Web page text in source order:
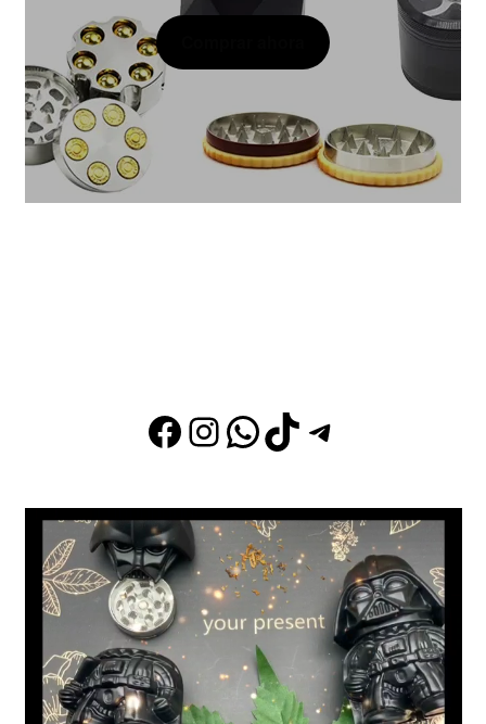
Facebook
Instagram
WhatsApp
TikTokTelegram